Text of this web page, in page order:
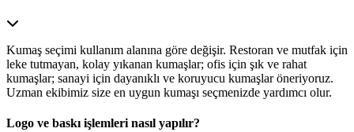
Kumaş seçimi kullanım alanına göre değişir. Restoran ve mutfak için
leke tutmayan, kolay yıkanan kumaşlar; ofis için şık ve rahat
kumaşlar; sanayi için dayanıklı ve koruyucu kumaşlar öneriyoruz.
Uzman ekibimiz size en uygun kumaşı seçmenizde yardımcı olur.
Logo ve baskı işlemleri nasıl yapılır?